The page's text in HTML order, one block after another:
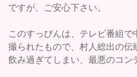
ですが、ご安心下さい。
このすっぴんは、テレビ番組
撮られたもので、村人総出の伝
飲み過ぎてしまい、最悪のコン